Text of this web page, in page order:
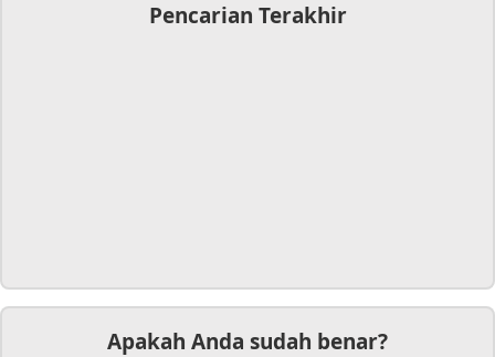
Pencarian Terakhir
Apakah Anda sudah benar?